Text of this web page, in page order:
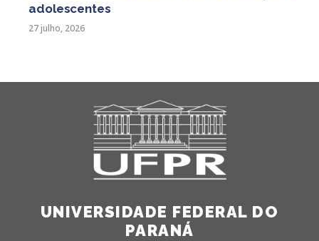
adolescentes
27 julho, 2026
UNIVERSIDADE FEDERAL DO
PARANÁ